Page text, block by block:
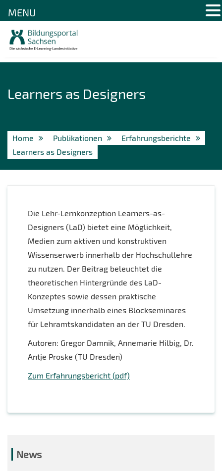
Learners as Designers
Home Publikationen
Erfahrungsberichte
Learners as Designers
Die Lehr-Lernkonzeption Learners-as-
Designers (LaD) bietet eine Möglichkeit,
Medien zum aktiven und konstruktiven
Wissenserwerb innerhalb der Hochschullehre
zu nutzen. Der Beitrag beleuchtet die
theoretischen Hintergründe des LaD-
Konzeptes sowie dessen praktische
Umsetzung innerhalb eines Blockseminares
für Lehramtskandidaten an der TU Dresden.
Autoren: Gregor Damnik, Annemarie Hilbig, Dr.
Antje Proske (TU Dresden)
Zum Erfahrungsbericht (pdf)
News
MENU